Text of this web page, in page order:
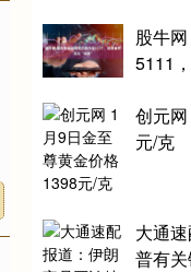
股牛
5111
创元
元/克
大通
普有